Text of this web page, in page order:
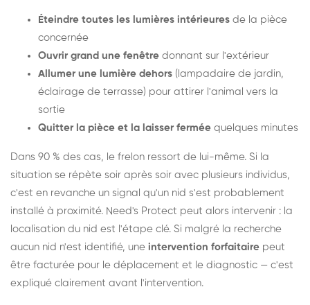
Éteindre toutes les lumières intérieures de la pièce
concernée
Ouvrir grand une fenêtre donnant sur l'extérieur
Allumer une lumière dehors (lampadaire de jardin,
éclairage de terrasse) pour attirer l'animal vers la
sortie
Quitter la pièce et la laisser fermée quelques minutes
Dans 90 % des cas, le frelon ressort de lui-même. Si la
situation se répète soir après soir avec plusieurs individus,
c'est en revanche un signal qu'un nid s'est probablement
installé à proximité. Need's Protect peut alors intervenir : la
localisation du nid est l'étape clé. Si malgré la recherche
aucun nid n'est identifié, une intervention forfaitaire peut
être facturée pour le déplacement et le diagnostic — c'est
expliqué clairement avant l'intervention.